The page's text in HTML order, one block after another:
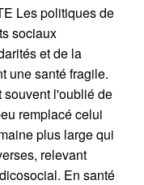
Les politiques de
sociaux
et de la
une santé fragile.
souvent l'oublié de
remplacé celui
plus large qui
relevant
En santé